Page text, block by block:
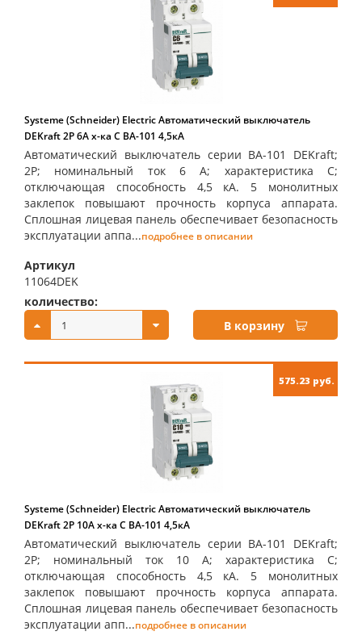
Systeme (Schneider) Electric Автоматический выключатель
DEKraft 2Р 6А х-ка C ВА-101 4,5кА
Автоматический выключатель серии ВА-101 DEKraft;
2P; номинальный ток 6 А; характеристика С;
отключающая способность 4,5 кА. 5 монолитных
заклепок повышают прочность корпуса аппарата.
Сплошная лицевая панель обеспечивает безопасность
эксплуатации аппа...подробнее в описании
Артикул
11064DEK
количество:
В корзину
575.23 руб.
Systeme (Schneider) Electric Автоматический выключатель
DEKraft 2Р 10А х-ка C ВА-101 4,5кА
Автоматический выключатель серии ВА-101 DEKraft;
2P; номинальный ток 10 А; характеристика С;
отключающая способность 4,5 кА. 5 монолитных
заклепок повышают прочность корпуса аппарата.
Сплошная лицевая панель обеспечивает безопасность
эксплуатации апп...подробнее в описании